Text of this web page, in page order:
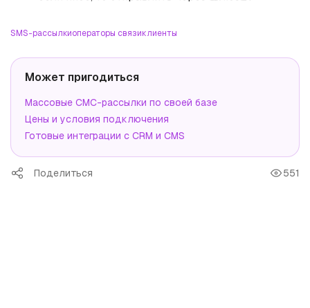
SMS-рассылкиоператоры связиклиенты
Может пригодиться
Массовые СМС-рассылки по своей базе
Цены и условия подключения
Готовые интеграции с CRM и CMS
Поделиться 551